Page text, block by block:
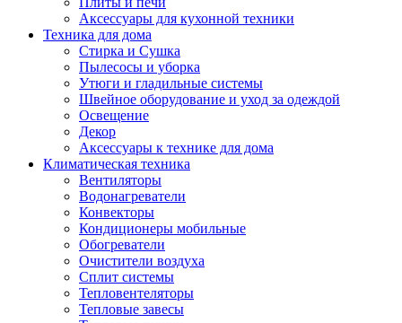
Аксессуары для кухонной техники
Техника для дома
Стирка и Сушка
Пылесосы и уборка
Утюги и гладильные системы
Швейное оборудование и уход за одеждой
Освещение
Декор
Аксессуары к технике для дома
Климатическая техника
Вентиляторы
Водонагреватели
Конвекторы
Кондиционеры мобильные
Обогреватели
Очистители воздуха
Сплит системы
Тепловентеляторы
Тепловые завесы